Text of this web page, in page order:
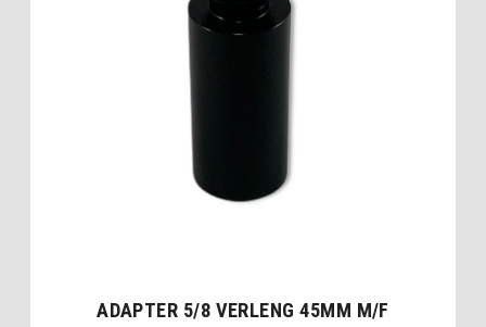
ADAPTER 5/8 VERLENG 45MM M/F